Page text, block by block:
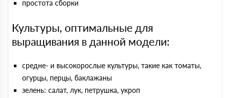
простота сборки
Культуры, оптимальные для
выращивания в данной модели:
средне- и высокорослые культуры, такие как томаты,
огурцы, перцы, баклажаны
зелень: салат, лук, петрушка, укроп